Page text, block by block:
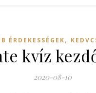
ÉRDEKESSÉGEK,
kvíz
2020-08-10